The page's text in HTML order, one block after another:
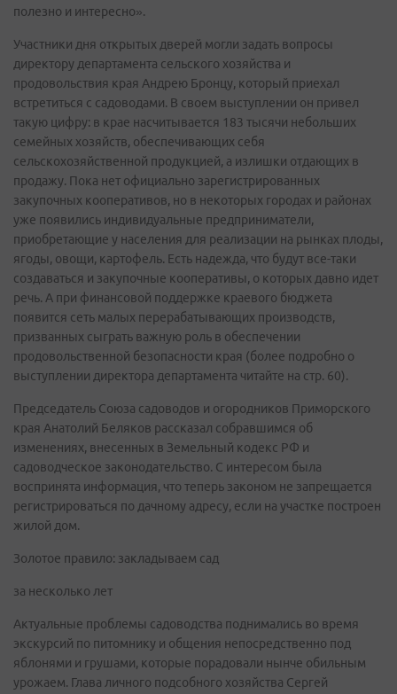
полезно и интересно».
Участники дня открытых дверей могли задать вопросы
директору департамента сельского хозяйства и
продовольствия края Андрею Бронцу, который приехал
встретиться с садоводами. В своем выступлении он привел
такую цифру: в крае насчитывается 183 тысячи небольших
семейных хозяйств, обеспечивающих себя
сельскохозяйственной продукцией, а излишки отдающих в
продажу. Пока нет официально зарегистрированных
закупочных кооперативов, но в некоторых городах и районах
уже появились индивидуальные предприниматели,
приобретающие у населения для реализации на рынках плоды,
ягоды, овощи, картофель. Есть надежда, что будут все-таки
создаваться и закупочные кооперативы, о которых давно идет
речь. А при финансовой поддержке краевого бюджета
появится сеть малых перерабатывающих производств,
призванных сыграть важную роль в обеспечении
продовольственной безопасности края (более подробно о
выступлении директора департамента читайте на стр. 60).
Председатель Союза садоводов и огородников Приморского
края Анатолий Беляков рассказал собравшимся об
изменениях, внесенных в Земельный кодекс РФ и
садоводческое законодательство. С интересом была
воспринята информация, что теперь законом не запрещается
регистрироваться по дачному адресу, если на участке построен
жилой дом.
Золотое правило: закладываем сад
за несколько лет
Актуальные проблемы садоводства поднимались во время
экскурсий по питомнику и общения непосредственно под
яблонями и грушами, которые порадовали нынче обильным
урожаем. Глава личного подсобного хозяйства Сергей